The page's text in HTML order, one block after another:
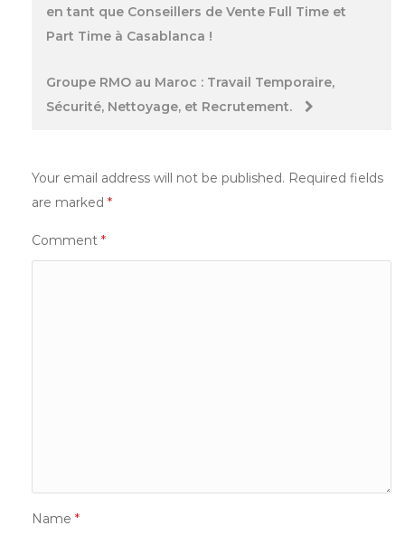
navigation
en tant que Conseillers de Vente Full Time et
Part Time à Casablanca !
Groupe RMO au Maroc : Travail Temporaire,
Sécurité, Nettoyage, et Recrutement.
Your email address will not be published. Required fields
are marked *
Comment *
Name *